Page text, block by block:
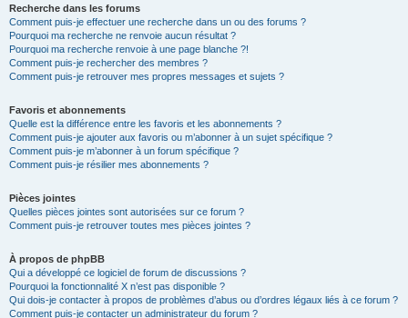
Recherche dans les forums
Comment puis-je effectuer une recherche dans un ou des forums ?
Pourquoi ma recherche ne renvoie aucun résultat ?
Pourquoi ma recherche renvoie à une page blanche ?!
Comment puis-je rechercher des membres ?
Comment puis-je retrouver mes propres messages et sujets ?
Favoris et abonnements
Quelle est la différence entre les favoris et les abonnements ?
Comment puis-je ajouter aux favoris ou m’abonner à un sujet spécifique ?
Comment puis-je m’abonner à un forum spécifique ?
Comment puis-je résilier mes abonnements ?
Pièces jointes
Quelles pièces jointes sont autorisées sur ce forum ?
Comment puis-je retrouver toutes mes pièces jointes ?
À propos de phpBB
Qui a développé ce logiciel de forum de discussions ?
Pourquoi la fonctionnalité X n’est pas disponible ?
Qui dois-je contacter à propos de problèmes d’abus ou d’ordres légaux liés à ce forum ?
Comment puis-je contacter un administrateur du forum ?